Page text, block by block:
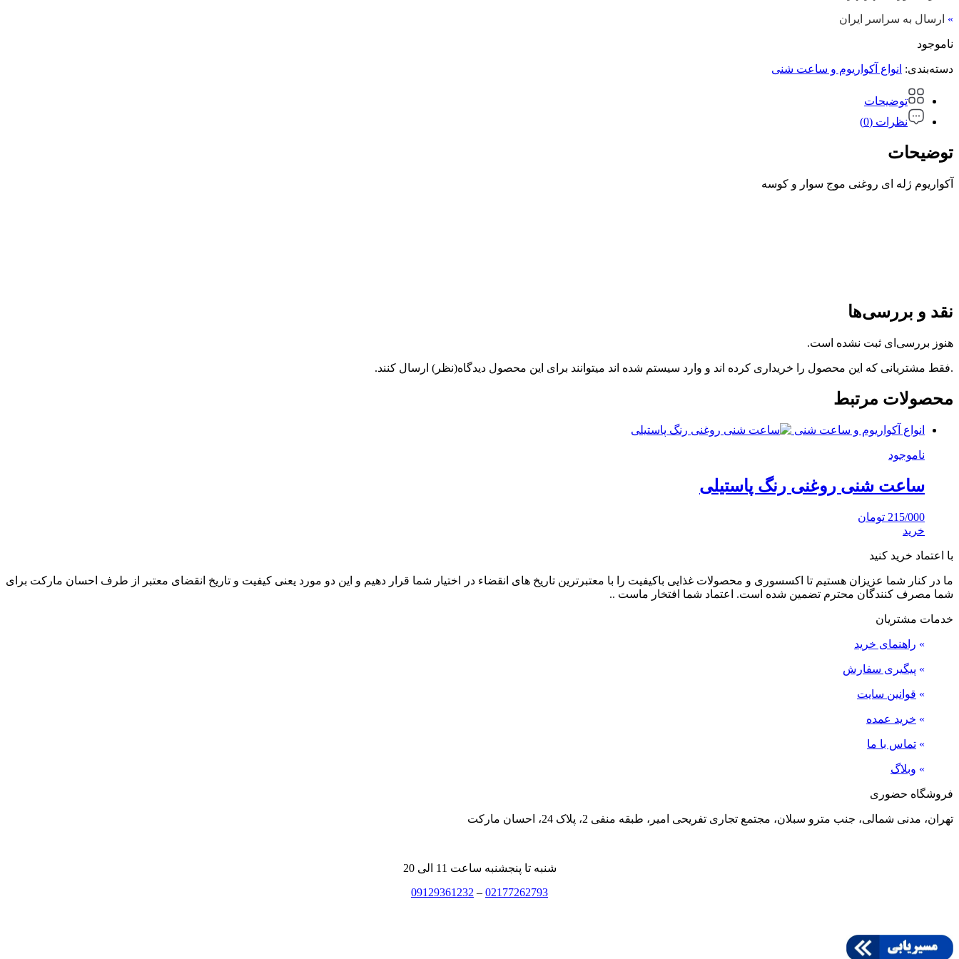
» ارسال به سراسر ایران
ناموجود
دسته‌بندی: انواع آکواریوم و ساعت شنی
توضیحات
نظرات (0)
توضیحات
آکواریوم ژله ای روغنی موج سوار و کوسه
نقد و بررسی‌ها
هنوز بررسی‌ای ثبت نشده است.
.فقط مشتریانی که این محصول را خریداری کرده اند و وارد سیستم شده اند میتوانند برای این محصول دیدگاه(نظر) ارسال کنند.
محصولات مرتبط
انواع آکواریوم و ساعت شنی
ناموجود
ساعت شنی روغنی رنگ پاستیلی
215/000 تومان
خرید
با اعتماد خرید کنید
ما در کنار شما عزیزان هستیم تا اکسسوری و محصولات غذایی باکیفیت را با معتبرترین تاریخ های انقضاء در اختیار شما قرار دهیم و این دو مورد یعنی کیفیت و تاریخ انقضای معتبر از طرف احسان مارکت برای
شما مصرف کنندگان محترم تضمین شده است. اعتماد شما افتخار ماست ..
خدمات مشتریان
» راهنمای خرید
» پیگیری سفارش
» قوانین سایت
» خرید عمده
» تماس با ما
» وبلاگ
فروشگاه حضوری
تهران، مدنی شمالی، جنب مترو سبلان، مجتمع تجاری تفریحی امیر، طبقه منفی 2، پلاک 24، احسان مارکت
شنبه تا پنجشنبه ساعت 11 الی 20
02177262793
–
09129361232